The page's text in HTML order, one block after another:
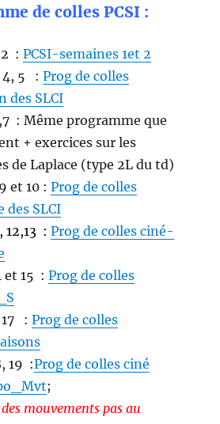
de colles PCSI :
2 :PCSI-semaines 1et 2
4, 5 :Prog de colles
des SLCI
: Même programme que
+ exercices sur les
de Laplace (type 2L du td)
et 10 :Prog de colles
des SLCI
12,13 :Prog de colles ciné-
et 15 :Prog de colles
17 :Prog de colles
19 :Prog de colles ciné
;
mouvements pas au